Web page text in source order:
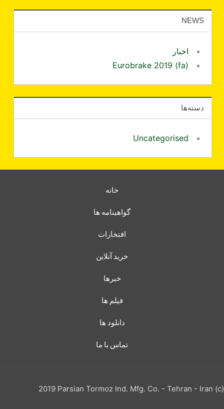
NEWS
اخبار
Eurobrake 2019 (fa)
دسته‌ها
Uncategorised
خانه
گواهینامه ها
افتخارات
خرید آنلاین
خبرها
فیلم ها
دانلود ها
تماس با ما
(c) 2019 Parsian Tormoz Ind. Mfg. Co. - Tehran - Iran